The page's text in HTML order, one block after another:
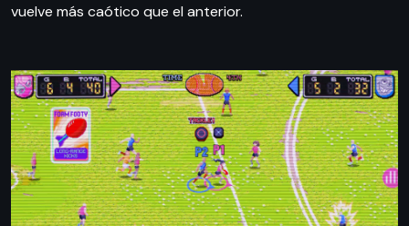
vuelve más caótico que el anterior.